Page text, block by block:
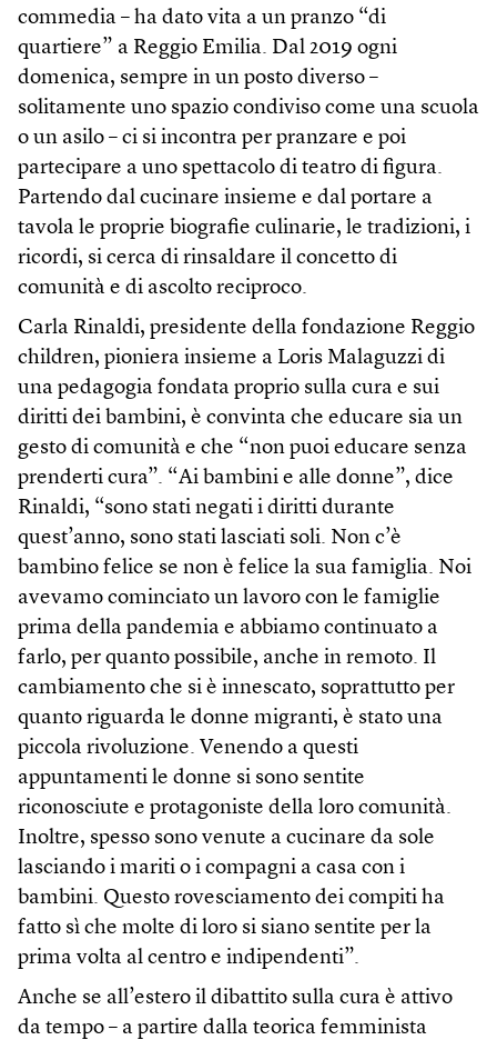
commedia – ha dato vita a un pranzo “di
quartiere” a Reggio Emilia. Dal 2019 ogni
domenica, sempre in un posto diverso –
solitamente uno spazio condiviso come una scuola
o un asilo – ci si incontra per pranzare e poi
partecipare a uno spettacolo di teatro di figura.
Partendo dal cucinare insieme e dal portare a
tavola le proprie biografie culinarie, le tradizioni, i
ricordi, si cerca di rinsaldare il concetto di
comunità e di ascolto reciproco.
Carla Rinaldi, presidente della fondazione Reggio
children, pioniera insieme a Loris Malaguzzi di
una pedagogia fondata proprio sulla cura e sui
diritti dei bambini, è convinta che educare sia un
gesto di comunità e che “non puoi educare senza
prenderti cura”. “Ai bambini e alle donne”, dice
Rinaldi, “sono stati negati i diritti durante
quest’anno, sono stati lasciati soli. Non c’è
bambino felice se non è felice la sua famiglia. Noi
avevamo cominciato un lavoro con le famiglie
prima della pandemia e abbiamo continuato a
farlo, per quanto possibile, anche in remoto. Il
cambiamento che si è innescato, soprattutto per
quanto riguarda le donne migranti, è stato una
piccola rivoluzione. Venendo a questi
appuntamenti le donne si sono sentite
riconosciute e protagoniste della loro comunità.
Inoltre, spesso sono venute a cucinare da sole
lasciando i mariti o i compagni a casa con i
bambini. Questo rovesciamento dei compiti ha
fatto sì che molte di loro si siano sentite per la
prima volta al centro e indipendenti”.
Anche se all’estero il dibattito sulla cura è attivo
da tempo – a partire dalla teorica femminista